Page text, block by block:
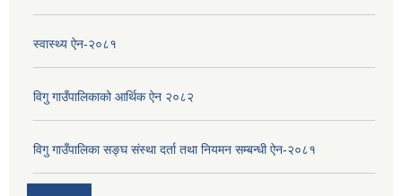
स्वास्थ्य ऐन-२०८१
विगु गाउँपालिकाको आर्थिक ऐन २०८२
विगु गाउँपालिका सङ्घ संस्था दर्ता तथा नियमन सम्बन्धी ऐन-२०८१